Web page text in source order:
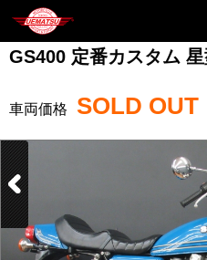
GS400 定番カスタム
SOLD OUT